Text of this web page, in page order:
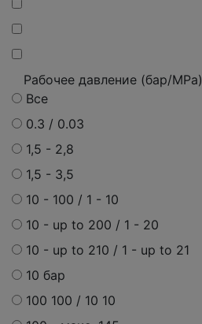
Рабочее давление (бар/MPa)
Все
0.3 / 0.03
1,5 - 2,8
1,5 - 3,5
10 - 100 / 1 - 10
10 - up to 200 / 1 - 20
10 - up to 210 / 1 - up to 21
10 бар
100 100 / 10 10